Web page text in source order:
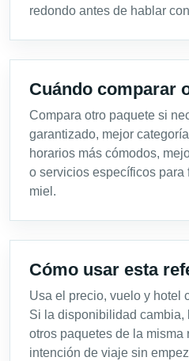
redondo antes de hablar
Cuándo comparar
Compara otro paquete si
garantizado, mejor
horarios más cómodos,
o servicios específicos
miel.
Cómo usar esta
Usa el precio, vuelo y hotel
Si la disponibilidad cambia,
otros paquetes de la misma
intención de viaje sin